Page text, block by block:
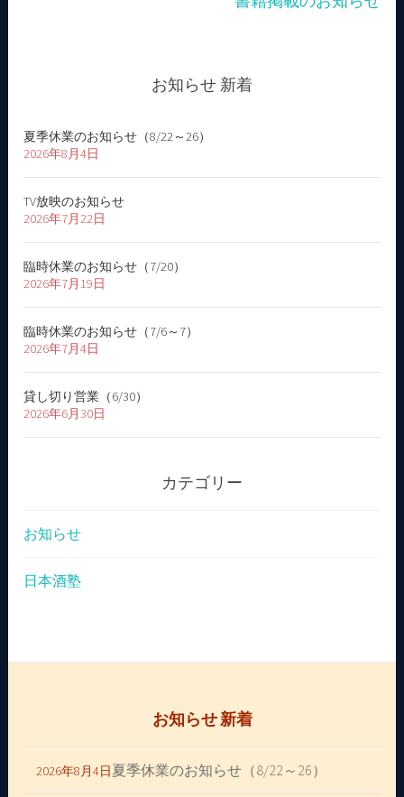
ー
ョ
お知らせ 新着
夏季休業のお知らせ（8/22～26）
2026年8月4日
TV放映のお知らせ
2026年7月22日
臨時休業のお知らせ（7/20）
2026年7月19日
臨時休業のお知らせ（7/6～7）
2026年7月4日
貸し切り営業（6/30）
2026年6月30日
カテゴリー
お知らせ
日本酒塾
お知らせ 新着
2026年8月4日夏季休業のお知らせ（8/22～26）